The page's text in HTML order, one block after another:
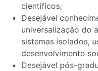
científicos;
Desejável
universalização do
sistemas isolados,
desenvolvimento
Desejável pós-